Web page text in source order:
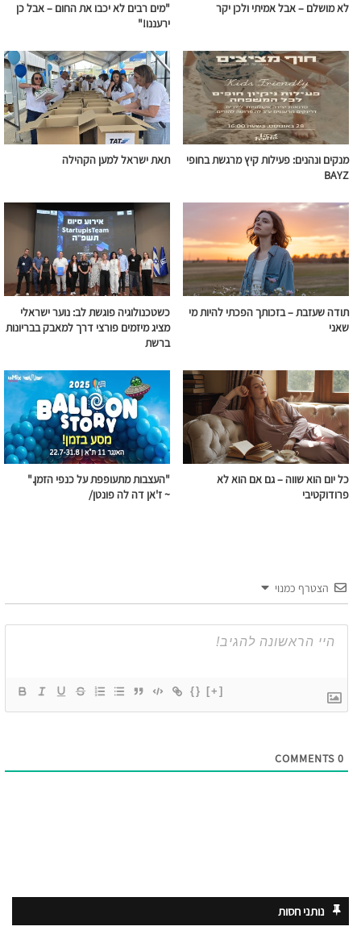
לא מושלם – אבל אמיתי ולכן יקר
"מים רבים לא יכבו את החום – אבל כן
ירעננו!"
מנקים ונהנים: פעילות קיץ מרגשת בחופי
BAYZ
תאת ישראל למען הקהילה
תודה שעזבת – בזכותך הפכתי להיות מי
שאני
כשטכנולוגיה פוגשת לב: נוער ישראלי
מציג מיזמים פורצי דרך למאבק בבריונות
ברשת
כל יום הוא שווה – גם אם הוא לא
פרודוקטיבי
"העצבות מתעופפת על כנפי הזמן."
~ ז'אן דה לה פונטן/
הצטרף כמנוי
{} [+]
0
נותני חסות